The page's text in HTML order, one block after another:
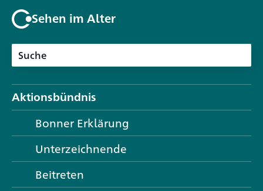
Sehen im Alter
Aktionsbündnis
Bonner Erklärung
Unterzeichnende
Beitreten